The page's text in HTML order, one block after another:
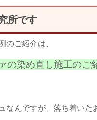
所です
のご紹介は、
の染め直し施工のご
なんですが、落ち着いた